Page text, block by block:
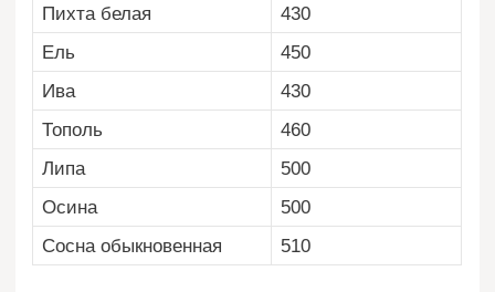
Пихта белая
430
Ель
450
Ива
430
Тополь
460
Липа
500
Осина
500
Сосна обыкновенная
510